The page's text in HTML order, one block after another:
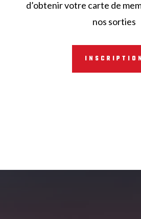
d’obtenir votre carte de
nos sorties
INSCRIPTION